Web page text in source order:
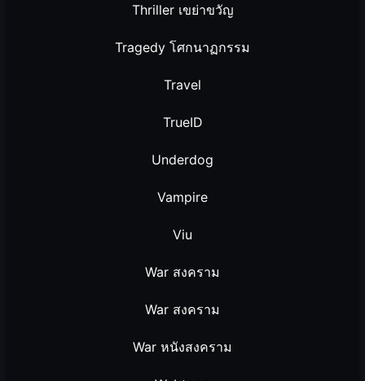
Thriller เขย่าขวัญ
Tragedy โศกนาฏกรรม
Travel
TrueID
Underdog
Vampire
Viu
War สงคราม
War สงคราม
War หนังสงคราม